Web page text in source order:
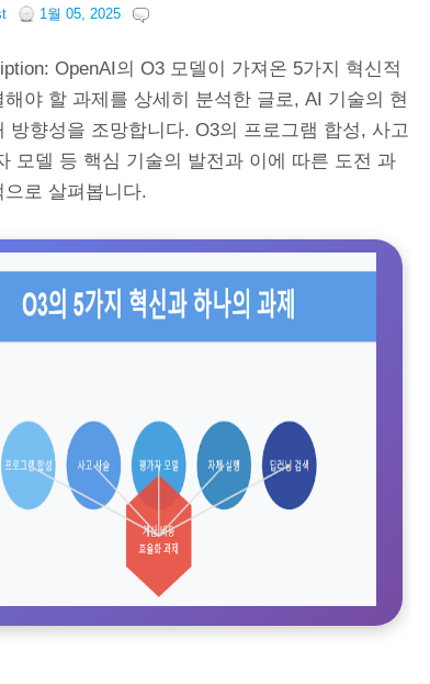
1월 05, 2025
OpenAI의 O3 모델이 가져온 5가지 혁신적
해야 할 과제를 상세히 분석한 글로, AI 기술의 현
방향성을 조망합니다. O3의 프로그램 합성, 사고
모델 등 핵심 기술의 발전과 이에 따른 도전 과
로 살펴봅니다.